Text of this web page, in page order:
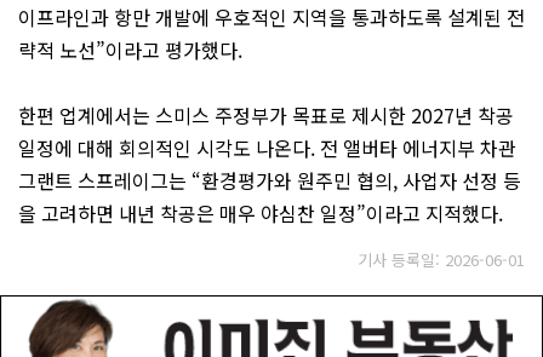
이프라인과 항만 개발에 우호적인 지역을 통과하도록 설계된 전
략적 노선”이라고 평가했다.
한편 업계에서는 스미스 주정부가 목표로 제시한 2027년 착공
일정에 대해 회의적인 시각도 나온다. 전 앨버타 에너지부 차관
그랜트 스프레이그는 “환경평가와 원주민 협의, 사업자 선정 등
을 고려하면 내년 착공은 매우 야심찬 일정”이라고 지적했다.
기사 등록일: 2026-06-01